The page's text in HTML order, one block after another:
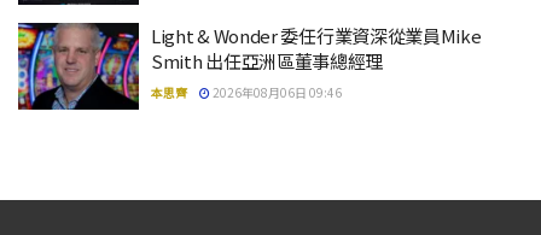
Light & Wonder 委任行業資深從業員Mike
Smith 出任亞洲區董事總經理
本思齊 2026年08月06日 09:46